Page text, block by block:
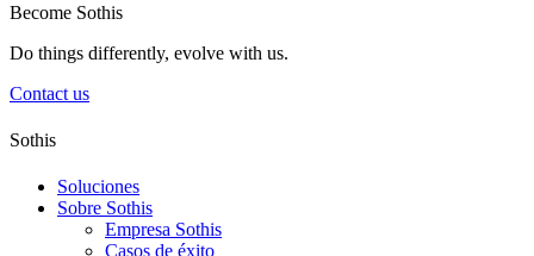
Become Sothis
Do things differently, evolve with us.
Contact us
Sothis
Soluciones
Sobre Sothis
Empresa Sothis
Casos de éxito